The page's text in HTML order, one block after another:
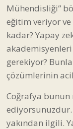
Mühendisliği”
eğitim veriyor ve
kadar? Yapay
gerekiyor?
çözümlerinin
Coğrafya
ediyorsunuzdur.
yakından ilgili.